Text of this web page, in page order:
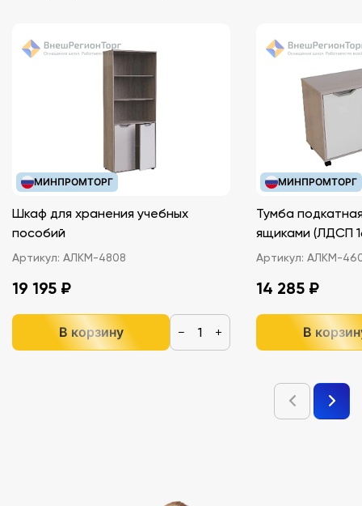
МИНПРОМТОРГ
Шкаф для хранения учебных
пособий
Артикул: АЛКМ-4808
19 195 ₽
В корзину − +
МИНПРОМТОРГ
Тумба
ящиками
Артикул: АЛКМ-
14 285 ₽
В